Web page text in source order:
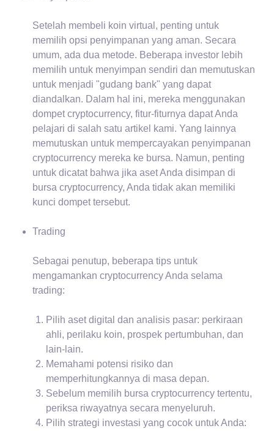
Setelah membeli koin virtual, penting untuk
memilih opsi penyimpanan yang aman. Secara
umum, ada dua metode. Beberapa investor lebih
memilih untuk menyimpan sendiri dan memutuskan
untuk menjadi "gudang bank" yang dapat
diandalkan. Dalam hal ini, mereka menggunakan
dompet cryptocurrency, fitur-fiturnya dapat Anda
pelajari di salah satu artikel kami. Yang lainnya
memutuskan untuk mempercayakan penyimpanan
cryptocurrency mereka ke bursa. Namun, penting
untuk dicatat bahwa jika aset Anda disimpan di
bursa cryptocurrency, Anda tidak akan memiliki
kunci dompet tersebut.
Trading
Sebagai penutup, beberapa tips untuk
mengamankan cryptocurrency Anda selama
trading:
Pilih aset digital dan analisis pasar: perkiraan
ahli, perilaku koin, prospek pertumbuhan, dan
lain-lain.
Memahami potensi risiko dan
memperhitungkannya di masa depan.
Sebelum memilih bursa cryptocurrency tertentu,
periksa riwayatnya secara menyeluruh.
Pilih strategi investasi yang cocok untuk Anda: